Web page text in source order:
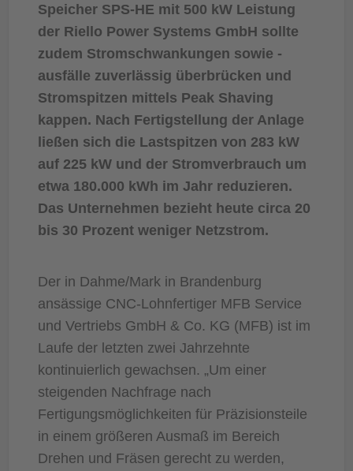
Speicher SPS-HE mit 500 kW Leistung
der Riello Power Systems GmbH sollte
zudem Stromschwankungen sowie -
ausfälle zuverlässig überbrücken und
Stromspitzen mittels Peak Shaving
kappen. Nach Fertigstellung der Anlage
ließen sich die Lastspitzen von 283 kW
auf 225 kW und der Stromverbrauch um
etwa 180.000 kWh im Jahr reduzieren.
Das Unternehmen bezieht heute circa 20
bis 30 Prozent weniger Netzstrom.
Der in Dahme/Mark in Brandenburg
ansässige CNC-Lohnfertiger MFB Service
und Vertriebs GmbH & Co. KG (MFB) ist im
Laufe der letzten zwei Jahrzehnte
kontinuierlich gewachsen. „Um einer
steigenden Nachfrage nach
Fertigungsmöglichkeiten für Präzisionsteile
in einem größeren Ausmaß im Bereich
Drehen und Fräsen gerecht zu werden,